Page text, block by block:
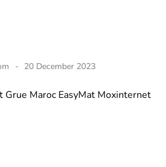
20 December 2023
Grue Maroc EasyMat Moxinternet